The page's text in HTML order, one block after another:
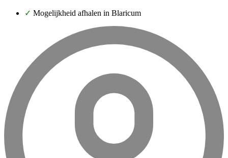
✓ Mogelijkheid afhalen in Blaricum